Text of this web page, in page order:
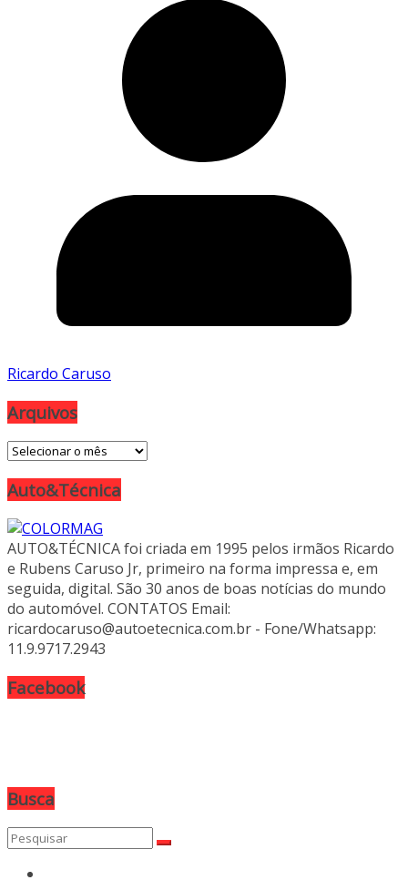
Ricardo Caruso
Arquivos
Arquivos
Auto&Técnica
AUTO&TÉCNICA foi criada em 1995 pelos irmãos Ricardo
e Rubens Caruso Jr, primeiro na forma impressa e, em
seguida, digital. São 30 anos de boas notícias do mundo
do automóvel. CONTATOS Email:
ricardocaruso@autoetecnica.com.br - Fone/Whatsapp:
11.9.9717.2943
Facebook
Busca